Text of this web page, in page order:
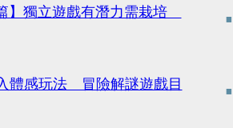
】獨立遊戲有潛力需栽培
體感玩法 冒險解謎遊戲目